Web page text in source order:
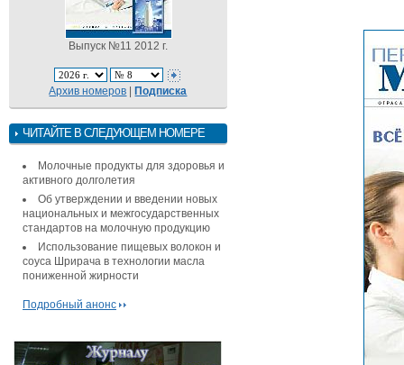
Выпуск №11 2012 г.
Архив номеров |Подписка
ЧИТАЙТЕ В СЛЕДУЮЩЕМ НОМЕРЕ
Молочные продукты для здоровья и
активного долголетия
Об утверждении и введении новых
национальных и межгосударственных
стандартов на молочную продукцию
Использование пищевых волокон и
соуса Шрирача в технологии масла
пониженной жирности
Подробный анонс